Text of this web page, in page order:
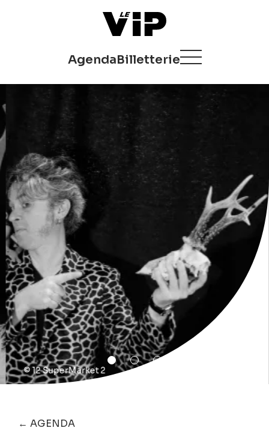
AgendaBilletterie
© 12 SuperMarket 2
← AGENDA